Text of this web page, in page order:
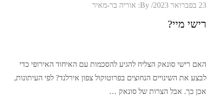
Posted
23 בפברואר 2023 By: אוריה בר-מאיר
רישי מיי?
האם רישי סונאק הצליח להגיע להסכמות עם האיחוד האירופי כדי
לבצע את השינויים הנחוצים בפרוטוקול צפון אירלנד? לפי העיתונות,
אכן כך. אבל הצרות של סונאק …